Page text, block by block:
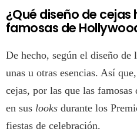
¿Qué diseño de cejas
famosas de
De hecho, según el diseño de
unas u otras esencias. Así
cejas, por las que las
en sus looks durante los
fiestas de celebración.